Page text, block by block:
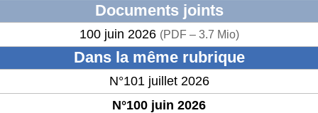
Documents joints
100 juin 2026 (PDF – 3.7 Mio)
Dans la même rubrique
N°101 juillet 2026
N°100 juin 2026